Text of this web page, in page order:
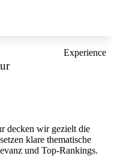
Experience
decken wir gezielt die
klare thematische
und Top-Rankings.